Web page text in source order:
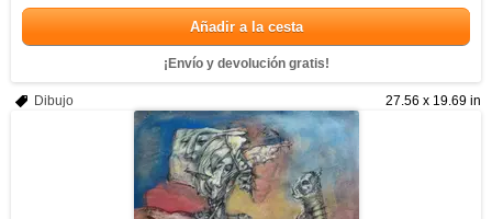
Añadir a la cesta
¡Envío y devolución gratis!
27.56 x 19.69 in
Dibujo